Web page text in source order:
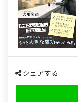
シェアする